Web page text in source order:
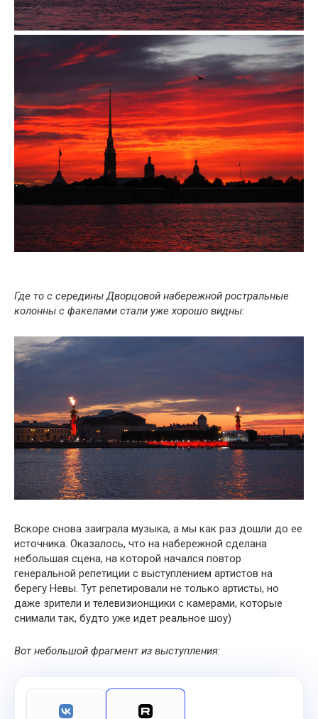
Где то с середины Дворцовой набережной ростральные
колонны с факелами стали уже хорошо видны:
Вскоре снова заиграла музыка, а мы как раз дошли до ее
источника. Оказалось, что на набережной сделана
небольшая сцена, на которой начался повтор
генеральной репетиции с выступлением артистов на
берегу Невы. Тут репетировали не только артисты, но
даже зрители и телевизионщики с камерами, которые
снимали так, будто уже идет реальное шоу)
Вот небольшой фрагмент из выступления: